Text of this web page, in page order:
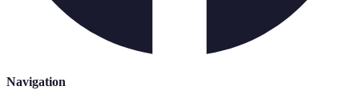
Navigation